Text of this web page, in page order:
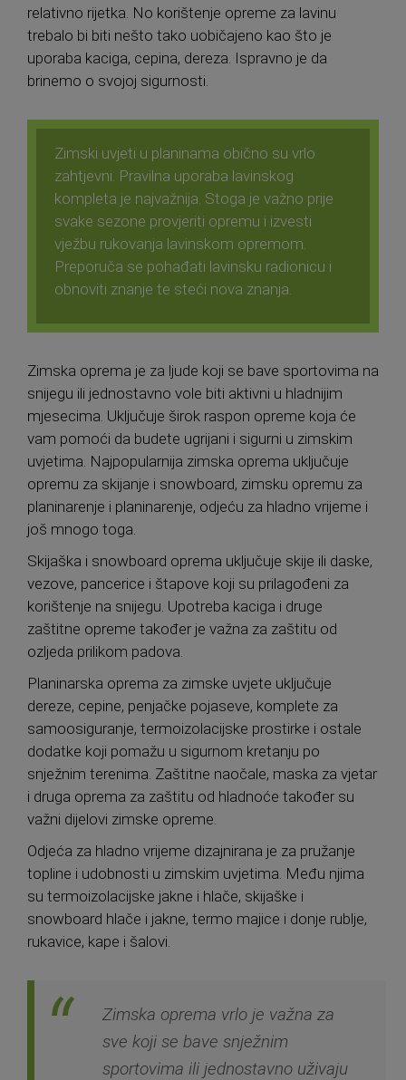
relativno rijetka. No korištenje opreme za lavinu
trebalo bi biti nešto tako uobičajeno kao što je
uporaba kaciga, cepina, dereza. Ispravno je da
brinemo o svojoj sigurnosti.
Zimski uvjeti u planinama obično su vrlo
zahtjevni. Pravilna uporaba lavinskog
kompleta je najvažnija. Stoga je važno prije
svake sezone provjeriti opremu i izvesti
vježbu rukovanja lavinskom opremom.
Preporuča se pohađati lavinsku radionicu i
obnoviti znanje te steći nova znanja.
Zimska oprema je za ljude koji se bave sportovima na
snijegu ili jednostavno vole biti aktivni u hladnijim
mjesecima. Uključuje širok raspon opreme koja će
vam pomoći da budete ugrijani i sigurni u zimskim
uvjetima. Najpopularnija zimska oprema uključuje
opremu za skijanje i snowboard, zimsku opremu za
planinarenje i planinarenje, odjeću za hladno vrijeme i
još mnogo toga.
Skijaška i snowboard oprema uključuje skije ili daske,
vezove, pancerice i štapove koji su prilagođeni za
korištenje na snijegu. Upotreba kaciga i druge
zaštitne opreme također je važna za zaštitu od
ozljeda prilikom padova.
Planinarska oprema za zimske uvjete uključuje
dereze, cepine, penjačke pojaseve, komplete za
samoosiguranje, termoizolacijske prostirke i ostale
dodatke koji pomažu u sigurnom kretanju po
snježnim terenima. Zaštitne naočale, maska ​​za vjetar
i druga oprema za zaštitu od hladnoće također su
važni dijelovi zimske opreme.
Odjeća za hladno vrijeme dizajnirana je za pružanje
topline i udobnosti u zimskim uvjetima. Među njima
su termoizolacijske jakne i hlače, skijaške i
snowboard hlače i jakne, termo majice i donje rublje,
rukavice, kape i šalovi.
Zimska oprema vrlo je važna za
sve koji se bave snježnim
sportovima ili jednostavno uživaju